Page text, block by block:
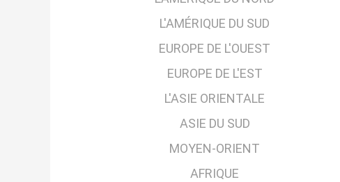
L'AMÉRIQUE DU SUD
EUROPE DE L'OUEST
EUROPE DE L'EST
L'ASIE ORIENTALE
ASIE DU SUD
MOYEN-ORIENT
AFRIQUE